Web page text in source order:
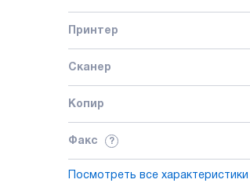
Принтер
Сканер
Копир
Факс ?
Посмотреть все характеристики